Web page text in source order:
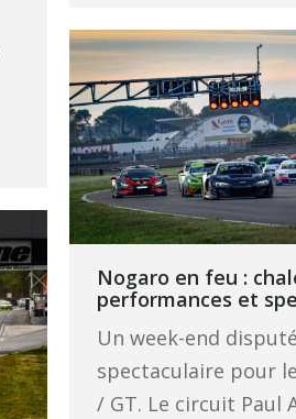
Nogaro en feu :
performances et
Un week-end
spectaculaire pour
/ GT. Le circuit Paul